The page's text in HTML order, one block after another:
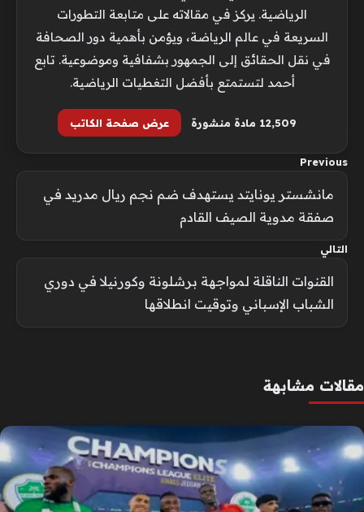
الرياضية. يركز في مقالاته على متابعة التطورات
السريعة في عالم الرياضة، ويؤمن بأهمية دور الصحافة
في نقل الحقائق إلى الجمهور بشفافية وموضوعية. تابع
أحمد لتستمتع بأفضل التغطيات الرياضية.
12٬509 مادة منشورة عرض صفحة الكاتب
Previous
مانشستر يونايتد يستهدف ضم نجم ريال مدريد في
صفقة مدوية الصيف القادم
التالي
القنوات الناقلة لمواجهة برشلونة وكورنيلا في دوري
الشباب الإسباني وتوقيت انطلاقها
مقالات مشابهة